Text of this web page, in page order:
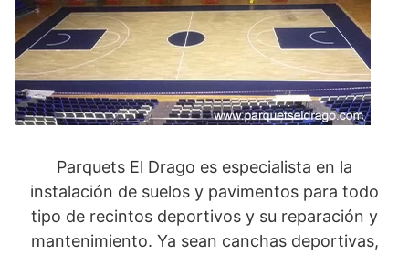
Parquets El Drago es especialista en la
instalación de suelos y pavimentos para todo
tipo de recintos deportivos y su reparación y
mantenimiento. Ya sean canchas deportivas,